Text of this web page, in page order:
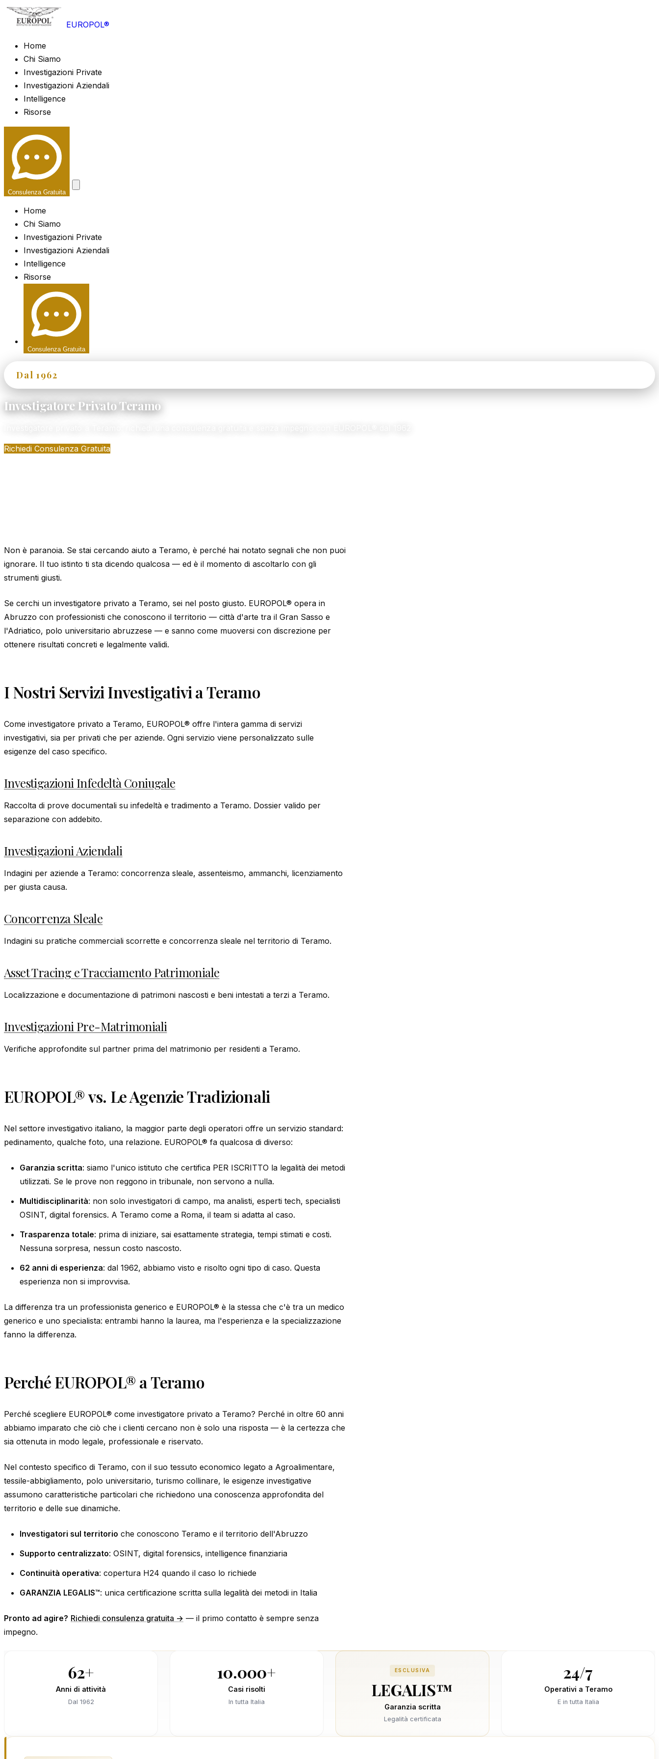
EUROPOL®
Home
Chi Siamo
Investigazioni Private
Investigazioni Aziendali
Intelligence
Risorse
Consulenza Gratuita
Home
Chi Siamo
Investigazioni Private
Investigazioni Aziendali
Intelligence
Risorse
Consulenza Gratuita
Dal 1962
Investigatore Privato Teramo
Richiedi Consulenza Gratuita
Non è paranoia. Se stai cercando aiuto a Teramo, è perché hai notato segnali che non puoi
ignorare. Il tuo istinto ti sta dicendo qualcosa — ed è il momento di ascoltarlo con gli
strumenti giusti.
Se cerchi un investigatore privato a Teramo, sei nel posto giusto. EUROPOL® opera in
Abruzzo con professionisti che conoscono il territorio — città d'arte tra il Gran Sasso e
l'Adriatico, polo universitario abruzzese — e sanno come muoversi con discrezione per
ottenere risultati concreti e legalmente validi.
I Nostri Servizi Investigativi a Teramo
Come investigatore privato a Teramo, EUROPOL® offre l'intera gamma di servizi
investigativi, sia per privati che per aziende. Ogni servizio viene personalizzato sulle
esigenze del caso specifico.
Investigazioni Infedeltà Coniugale
Raccolta di prove documentali su infedeltà e tradimento a Teramo. Dossier valido per
separazione con addebito.
Investigazioni Aziendali
Indagini per aziende a Teramo: concorrenza sleale, assenteismo, ammanchi, licenziamento
per giusta causa.
Concorrenza Sleale
Indagini su pratiche commerciali scorrette e concorrenza sleale nel territorio di Teramo.
Asset Tracing e Tracciamento Patrimoniale
Localizzazione e documentazione di patrimoni nascosti e beni intestati a terzi a Teramo.
Investigazioni Pre-Matrimoniali
Verifiche approfondite sul partner prima del matrimonio per residenti a Teramo.
EUROPOL® vs. Le Agenzie Tradizionali
Nel settore investigativo italiano, la maggior parte degli operatori offre un servizio standard:
pedinamento, qualche foto, una relazione. EUROPOL® fa qualcosa di diverso:
Garanzia scritta: siamo l'unico istituto che certifica PER ISCRITTO la legalità dei metodi
utilizzati. Se le prove non reggono in tribunale, non servono a nulla.
Multidisciplinarità: non solo investigatori di campo, ma analisti, esperti tech, specialisti
OSINT, digital forensics. A Teramo come a Roma, il team si adatta al caso.
Trasparenza totale: prima di iniziare, sai esattamente strategia, tempi stimati e costi.
Nessuna sorpresa, nessun costo nascosto.
62 anni di esperienza: dal 1962, abbiamo visto e risolto ogni tipo di caso. Questa
esperienza non si improvvisa.
La differenza tra un professionista generico e EUROPOL® è la stessa che c'è tra un medico
generico e uno specialista: entrambi hanno la laurea, ma l'esperienza e la specializzazione
fanno la differenza.
Perché EUROPOL® a Teramo
Perché scegliere EUROPOL® come investigatore privato a Teramo? Perché in oltre 60 anni
abbiamo imparato che ciò che i clienti cercano non è solo una risposta — è la certezza che
sia ottenuta in modo legale, professionale e riservato.
Nel contesto specifico di Teramo, con il suo tessuto economico legato a Agroalimentare,
tessile-abbigliamento, polo universitario, turismo collinare, le esigenze investigative
assumono caratteristiche particolari che richiedono una conoscenza approfondita del
territorio e delle sue dinamiche.
Investigatori sul territorio che conoscono Teramo e il territorio dell'Abruzzo
Supporto centralizzato: OSINT, digital forensics, intelligence finanziaria
Continuità operativa: copertura H24 quando il caso lo richiede
GARANZIA LEGALIS™: unica certificazione scritta sulla legalità dei metodi in Italia
Pronto ad agire? Richiedi consulenza gratuita → — il primo contatto è sempre senza
impegno.
62+
Anni di attività
Dal 1962
10.000+
Casi risolti
In tutta Italia
ESCLUSIVA
LEGALIS™
Garanzia scritta
Legalità certificata
24/7
Operativi a Teramo
E in tutta Italia